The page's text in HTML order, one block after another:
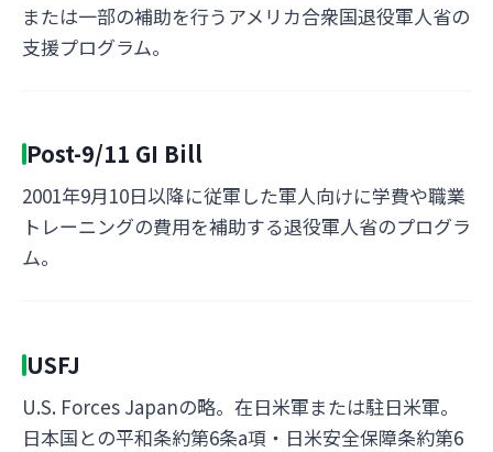
または一部の補助を行うアメリカ合衆国退役軍人省の
支援プログラム。
Post-9/11 GI Bill
2001年9月10日以降に従軍した軍人向けに学費や職業
トレーニングの費用を補助する退役軍人省のプログラ
ム。
USFJ
U.S. Forces Japanの略。在日米軍または駐日米軍。
日本国との平和条約第6条a項・日米安全保障条約第6